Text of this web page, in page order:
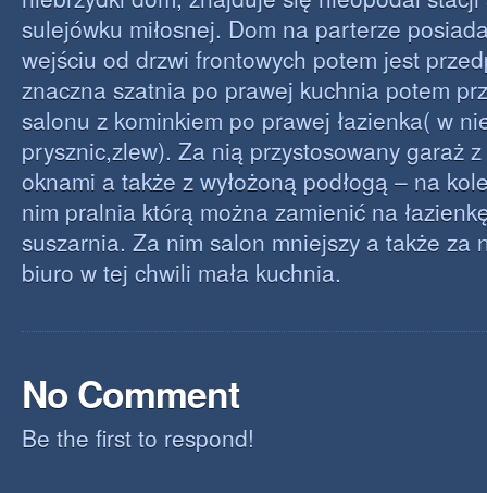
sulejówku miłosnej. Dom na parterze
wejściu od drzwi frontowych potem jest
znaczna szatnia po prawej kuchnia potem
salonu z kominkiem po prawej łazienka( w
prysznic,zlew). Za nią przystosowany garaż
oknami a także z wyłożoną podłogą – na
nim pralnia którą można zamienić na
suszarnia. Za nim salon mniejszy a także za
biuro w tej chwili mała kuchnia.
No Comment
Be the first to respond!